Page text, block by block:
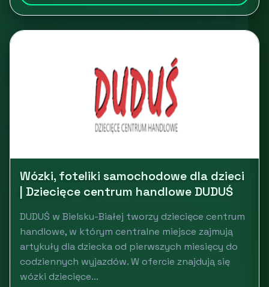
Wózki, foteliki samochodowe dla dzieci
| Dziecięce centrum handlowe DUDUŚ
DUDUŚ w Bielsku-Białej tworzy dziecięce centrum
handlowe, w którym centralne miejsce zajmują
artykuły dla dziecka od pierwszych miesięcy do
codziennych wyjazdów. W ofercie znajdują się
wózki dziecięce...